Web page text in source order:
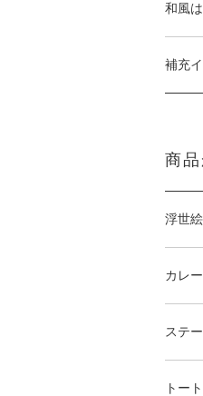
和風
補充
商
浮世
カレー
ステ
トー